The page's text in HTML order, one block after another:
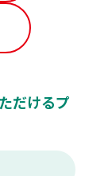
だけるプ